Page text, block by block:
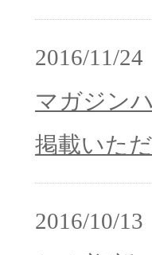
2016/11/24
マガジン
掲載いた
2016/10/13